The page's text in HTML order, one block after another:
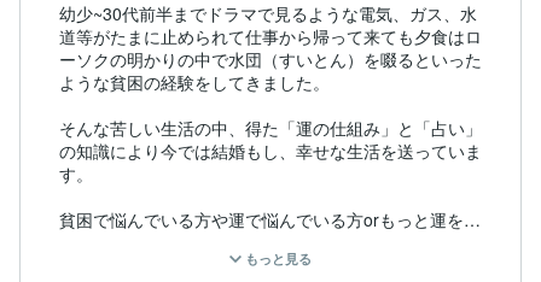
幼少~30代前半までドラマで見るような電気、ガス、水
道等がたまに止められて仕事から帰って来ても夕食はロ
ーソクの明かりの中で水団（すいとん）を啜るといった
ような貧困の経験をしてきました。
そんな苦しい生活の中、得た「運の仕組み」と「占い」
の知識により今では結婚もし、幸せな生活を送っていま
す。
貧困で悩んでいる方や運で悩んでいる方orもっと運を良
に成れればと思っております。
もっと見る